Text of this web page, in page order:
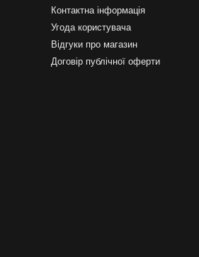
Контактна інформація
Угода користувача
Відгуки про магазин
Договір публічної оферти